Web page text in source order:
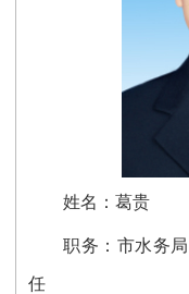
姓名：葛贵
职务： 市水务局
任